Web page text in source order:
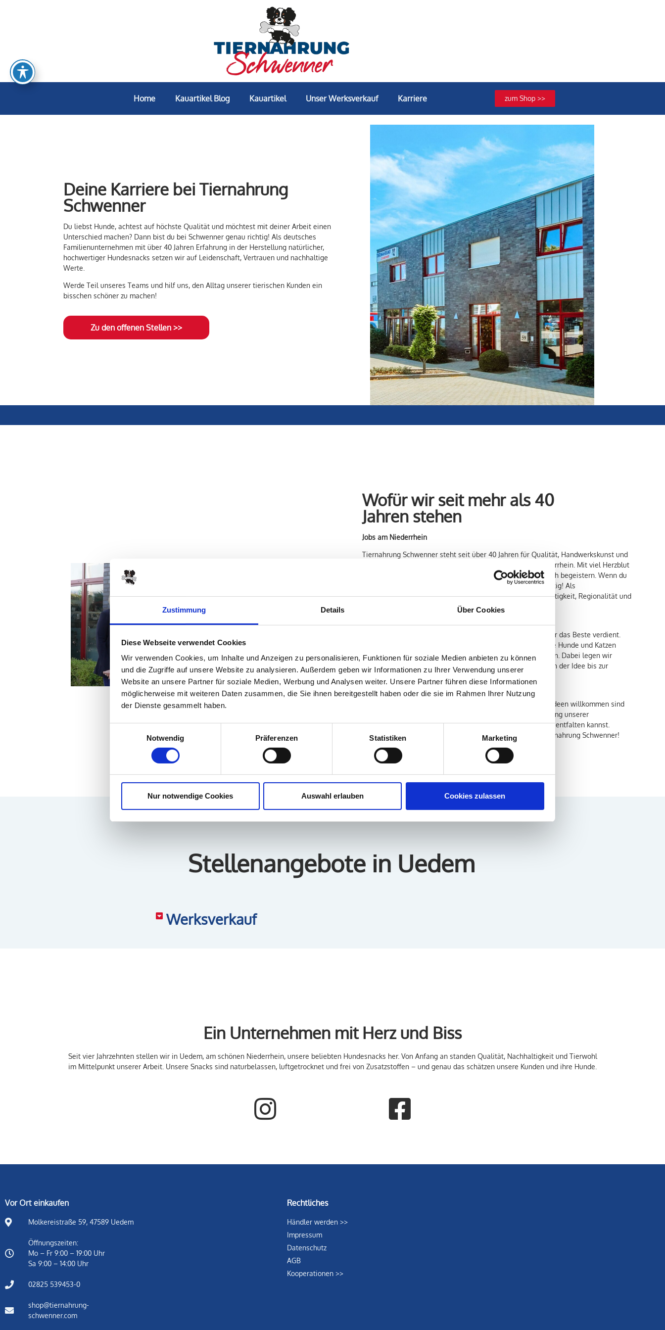
Zustimmung Details Über Cookies
Diese Webseite verwendet Cookies
Wir verwenden Cookies, um Inhalte und Anzeigen zu personalisieren, Funktionen für soziale Medien anbieten zu können
und die Zugriffe auf unsere Website zu analysieren. Außerdem geben wir Informationen zu Ihrer Verwendung unserer
Website an unsere Partner für soziale Medien, Werbung und Analysen weiter. Unsere Partner führen diese Informationen
möglicherweise mit weiteren Daten zusammen, die Sie ihnen bereitgestellt haben oder die sie im Rahmen Ihrer Nutzung
der Dienste gesammelt haben.
Notwendig
Präferenzen Statistiken Marketing
Nur notwendige Cookies Auswahl erlauben Cookies zulassen
Home Kauartikel Blog Kauartikel Unser Werksverkauf Karriere zum Shop >>
Deine Karriere bei Tiernahrung
Schwenner
Du liebst Hunde, achtest auf höchste Qualität und möchtest mit deiner Arbeit einen
Unterschied machen? Dann bist du bei Schwenner genau richtig! Als deutsches
Familienunternehmen mit über 40 Jahren Erfahrung in der Herstellung natürlicher,
hochwertiger Hundesnacks setzen wir auf Leidenschaft, Vertrauen und nachhaltige
Werte.
Werde Teil unseres Teams und hilf uns, den Alltag unserer tierischen Kunden ein
bisschen schöner zu machen!
Zu den offenen Stellen >>
Wofür wir seit mehr als 40
Jahren stehen
Jobs am Niederrhein
Tiernahrung Schwenner steht seit über 40 Jahren für Qualität, Handwerkskunst und
Leidenschaft – direkt aus Uedem, am wunderschönen Niederrhein. Mit viel Herzblut
produzieren wir natürliche Hundesnacks, die Tier und Mensch begeistern. Wenn du
nach Jobs am Niederrhein suchst, bist du bei uns genau richtig! Als
familiengeführtes Unternehmen legen wir Wert auf Nachhaltigkeit, Regionalität und
Unsere Mission
Wir bei Tiernahrung Schwenner glauben, dass jedes Haustier das Beste verdient.
Deshalb arbeiten wir täglich daran, Produkte zu schaffen, die Hunde und Katzen
glücklich machen und ihren Besitzern ein gutes Gefühl geben. Dabei legen wir
größten Wert auf Qualität, Transparenz und Innovation – von der Idee bis zur
Unsere Kultur
Bei uns erwartet dich ein herzliches, offenes Team, in dem Ideen willkommen sind
und jeder zählt. Wir fördern die persönliche Weiterentwicklung unserer
Mitarbeiter:innen und bieten ein Umfeld, in dem du dich frei entfalten kannst.
Zusammenhalt, Respekt und Freude an der Arbeit – das Tiernahrung Schwenner!
Stellenangebote in Uedem
Werksverkauf
Ein Unternehmen mit Herz und Biss
Seit vier Jahrzehnten stellen wir in Uedem, am schönen Niederrhein, unsere beliebten Hundesnacks her. Von Anfang an standen Qualität, Nachhaltigkeit und Tierwohl
im Mittelpunkt unserer Arbeit. Unsere Snacks sind naturbelassen, luftgetrocknet und frei von Zusatzstoffen – und genau das schätzen unsere Kunden und ihre Hunde.
Vor Ort einkaufen
Molkereistraße 59, 47589 Uedem
Öffnungszeiten:
Mo – Fr 9:00 – 19:00 Uhr
Sa 9:00 – 14:00 Uhr
02825 539453-0
shop@tiernahrung-
schwenner.com
Rechtliches
Händler werden >>
Impressum
Datenschutz
AGB
Kooperationen >>